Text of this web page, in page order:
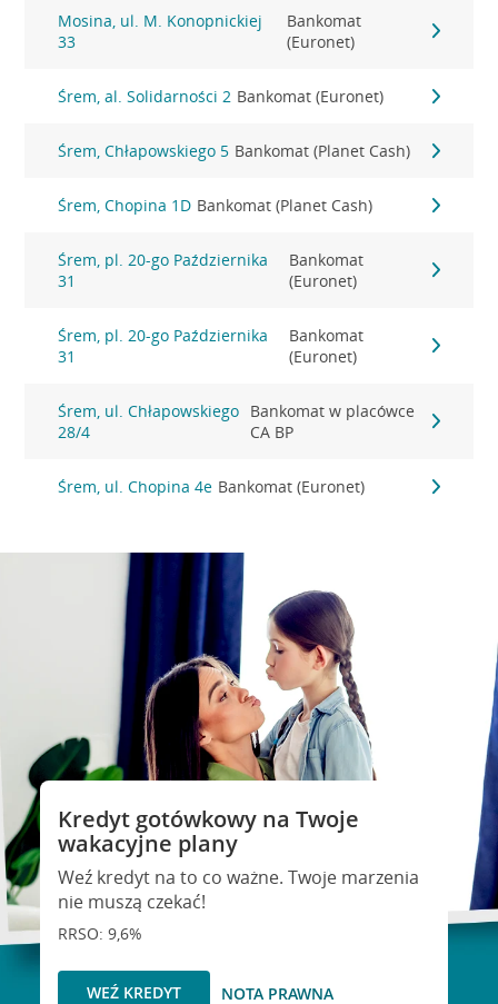
Mosina, ul. M. Konopnickiej
33
Bankomat
(Euronet)
Śrem, al. Solidarności 2 Bankomat (Euronet)
Śrem, Chłapowskiego 5 Bankomat (Planet Cash)
Śrem, Chopina 1D Bankomat (Planet Cash)
Śrem, pl. 20-go Października
31
Bankomat
(Euronet)
Śrem, pl. 20-go Października
31
Bankomat
(Euronet)
Śrem, ul. Chłapowskiego
28/4
Bankomat w placówce
CA BP
Śrem, ul. Chopina 4e Bankomat (Euronet)
Kredyt gotówkowy na Twoje
wakacyjne plany
Weź kredyt na to co ważne. Twoje marzenia
nie muszą czekać!
RRSO: 9,6%
WEŹ KREDYT NOTA PRAWNA